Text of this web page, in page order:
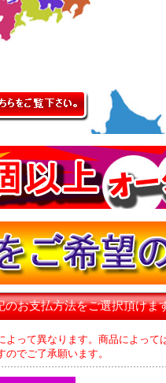
のお支払方法をご選択頂けま
って異なります。商品によって
でご了承願います。